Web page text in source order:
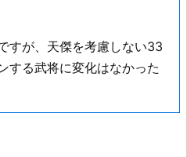
すが、天傑を考慮しない33
する武将に変化はなかった